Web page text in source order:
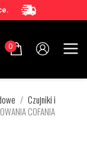
0
Czujniki i
COFANIA